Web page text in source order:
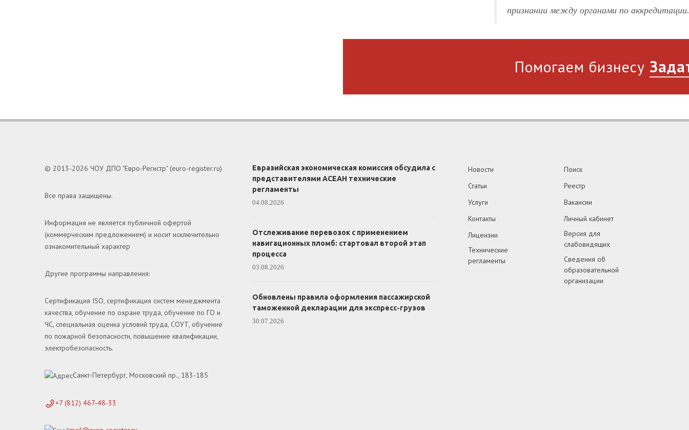
признании между органами по аккредитации.
Помогаем бизнесу
© 2013-2026 ЧОУ ДПО "Евро-Регистр" (euro-register.ru)
Все права защищены.
Информация не является публичной офертой
(коммерческим предложением) и носит исключительно
ознакомительный характер
Другие программы направления:
Сертификация ISO, сертификация систем менеджмента
качества, обучение по охране труда, обучение по ГО и
ЧС, специальная оценка условий труда, СОУТ, обучение
по пожарной безопасности, повышение квалификации,
электробезопасность.
Санкт-Петербург, Московский пр., 183-185
+7 (812) 467-48-33
Евразийская экономическая комиссия обсудила с
представителями АСЕАН технические
регламенты
04.08.2026
Отслеживание перевозок с применением
навигационных пломб: стартовал второй этап
процесса
03.08.2026
Обновлены правила оформления пассажирской
таможенной декларации для экспресс-грузов
30.07.2026
Новости
Статьи
Услуги
Контакты
Лицензии
Технические
регламенты
Поиск
Реестр
Вакансии
Личный кабинет
Версия для
слабовидящих
Сведения об
образовательной
организации